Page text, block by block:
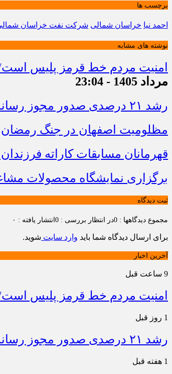
برچسب ها
احمد نیا خراسان شمالی شرکت نفت خراسان
نوشته های مشابه
امنیت مردم خط قرمز پلیس است/ افزایش ۴۳ درصدی کشفیات مواد مخدر و رشد ۶۸ درصدی
مرداد 1405 - 23:04
رشد ۲۱ درصدی صدور مجوز رسانه‌ها در خراسان شمالی / فعالیت ۱۳ رسانه جدید در ۴ ماه نخست سال
مظلومیت اصفهان در جنگ رمضان
قهرمانان مسابقات کاراته
برگزاری نمایشگاه محصولات
ثبت دیدگاه
مجموع دیدگاهها : 0 در انتظار بررسی : 0 انتشار یافته : ۰
برای ارسال دیدگاه شما باید وارد سایت شوید.
آخرین اخبار
9 ساعت قبل
امنیت مردم خط قرمز پلیس است/ افزایش ۴۳ درصدی کشفیات مواد مخدر و رشد ۶۸ درصدی
1 روز قبل
رشد ۲۱ درصدی صدور مجوز رسانه‌ها در خراسان شمالی / فعالیت ۱۳ رسانه جدید در ۴ ماه نخست سال
1 هفته قبل